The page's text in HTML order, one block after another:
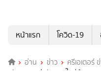
หน้าแรก
โควิด-19
อ่าน ข่าว ครีเอเตอร์
สวัสดิการแห่งรัฐรอบใหม่ปี 2569